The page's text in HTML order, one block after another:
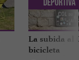
La subida al
bicicleta
Deportiva